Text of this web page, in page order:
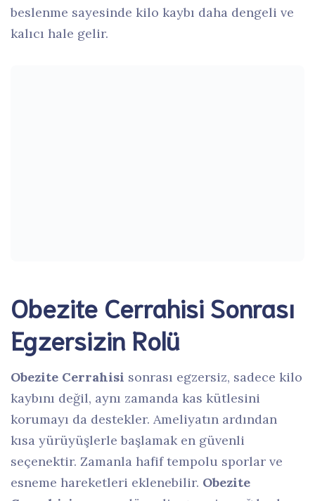
beslenme sayesinde kilo kaybı daha dengeli ve
kalıcı hale gelir.
Obezite Cerrahisi Sonrası
Egzersizin Rolü
Obezite Cerrahisi sonrası egzersiz, sadece kilo
kaybını değil, aynı zamanda kas kütlesini
korumayı da destekler. Ameliyatın ardından
kısa yürüyüşlerle başlamak en güvenli
seçenektir. Zamanla hafif tempolu sporlar ve
esneme hareketleri eklenebilir. Obezite